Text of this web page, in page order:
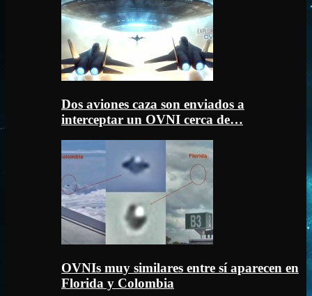
Dos aviones caza son enviados a
interceptar un OVNI cerca de…
OVNIs muy similares entre sí aparecen en
Florida y Colombia